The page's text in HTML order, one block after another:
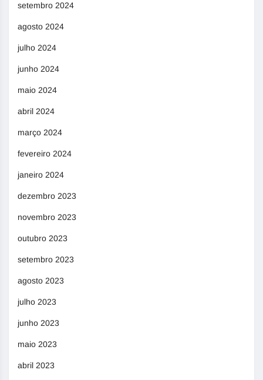
setembro 2024
agosto 2024
julho 2024
junho 2024
maio 2024
abril 2024
março 2024
fevereiro 2024
janeiro 2024
dezembro 2023
novembro 2023
outubro 2023
setembro 2023
agosto 2023
julho 2023
junho 2023
maio 2023
abril 2023